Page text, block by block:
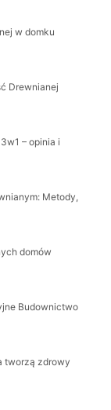
w domku
Drewnianej
– opinia i
Metody,
domów
Budownictwo
tworzą zdrowy